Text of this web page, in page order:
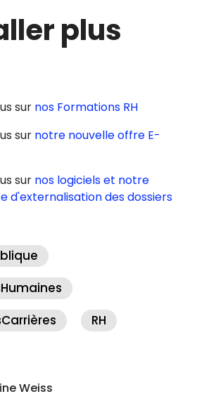
plus
sur nos Formations RH
sur notre nouvelle offre E-
sur nos logiciels et notre
d'externalisation des dossiers
RH
Weiss